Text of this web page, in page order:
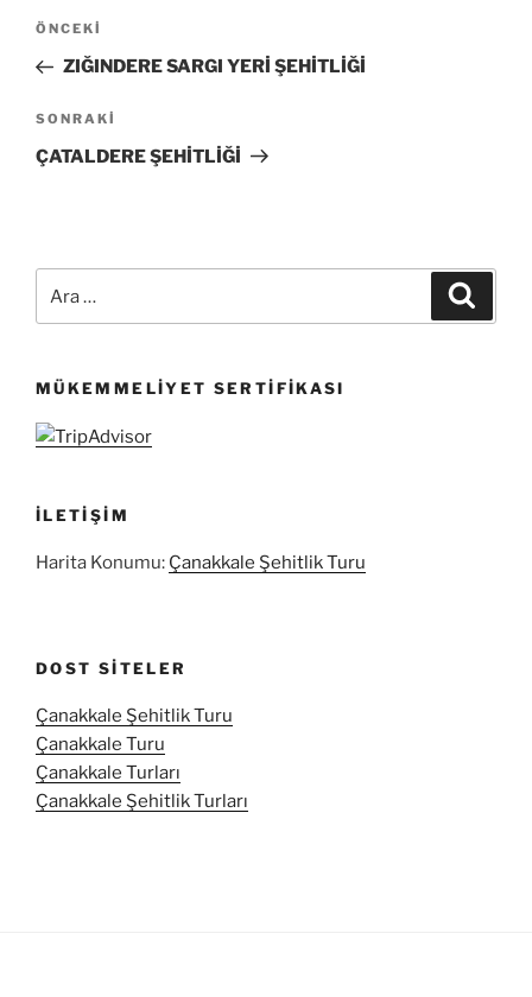
Yazı
gezinmesi
Önceki
Yazı
ÖNCEKI
ZIĞINDERE SARGI YERİ ŞEHİTLİĞİ
Sonraki
Yazı
SONRAKI
ÇATALDERE ŞEHİTLİĞİ
MÜKEMMELIYET SERTIFIKASI
İLETIŞIM
Harita Konumu: Çanakkale Şehitlik Turu
DOST SITELER
Çanakkale Şehitlik Turu
Çanakkale Turu
Çanakkale Turları
Çanakkale Şehitlik Turları